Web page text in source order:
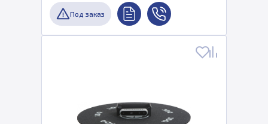
Под заказ